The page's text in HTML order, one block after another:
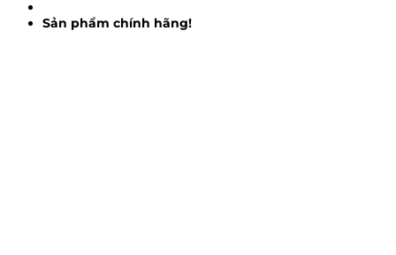
Sản phẩm chính hãng!